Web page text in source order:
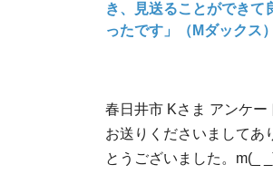
き、見送ることができて
ったです」（Mダックス）
春日井市 Kさま アンケー
お送りくださいましてあ
とうございました。m(_